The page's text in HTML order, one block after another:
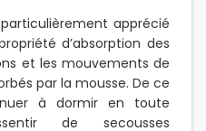
apprécié
d’absorption des
et les mouvements de
par la mousse. De ce
à dormir en toute
de secousses